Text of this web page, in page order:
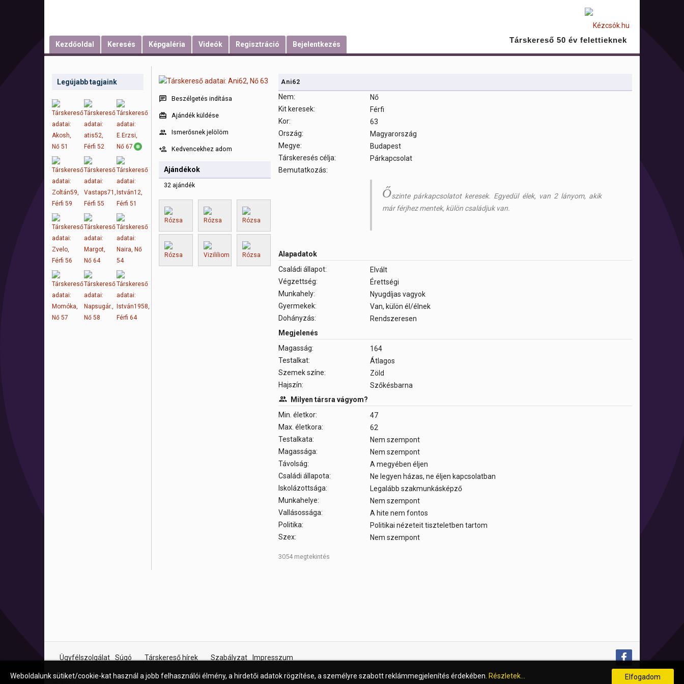
Kezdőoldal Keresés Képgaléria Videók Regisztráció Bejelentkezés Társkereső 50 év felettieknek
Legújabb tagjaink
Beszélgetés indítása
Ajándék küldése
Ismerősnek jelölöm
Kedvencekhez adom
Ajándékok
32 ajándék
Ani62
Nem:
Nő
Kit keresek:
Férfi
Kor:
63
Ország:
Magyarország
Megye:
Budapest
Társkeresés célja:
Párkapcsolat
Bemutatkozás:
Őszinte párkapcsolatot keresek. Egyedül élek, van 2 lányom, akik
már férjhez mentek, külön családjuk van.
Alapadatok
Családi állapot:
Elvált
Végzettség:
Érettségi
Munkahely:
Nyugdíjas vagyok
Gyermekek:
Van, külön él/élnek
Dohányzás:
Rendszeresen
Megjelenés
Magasság:
164
Testalkat:
Átlagos
Szemek színe:
Zöld
Hajszín:
Szőkésbarna
Milyen társra vágyom?
Min. életkor:
47
Max. életkora:
62
Testalkata:
Nem szempont
Magassága:
Nem szempont
Távolság:
A megyében éljen
Családi állapota:
Ne legyen házas, ne éljen kapcsolatban
Iskolázottsága:
Legalább szakmunkásképző
Munkahelye:
Nem szempont
Vallásossága:
A hite nem fontos
Politika:
Politikai nézeteit tiszteletben tartom
Szex:
Nem szempont
3054 megtekintés
Ügyfélszolgálat Súgó Társkereső hírek Szabályzat Impresszum
Weboldalunk sütiket/cookie-kat használ a jobb felhasználói élmény, a hirdetői adatok rögzítése, a személyre szabott reklámmegjelenítés érdekében. Részletek... Elfogadom